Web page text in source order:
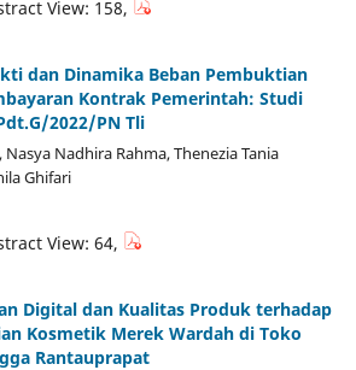
View: 158,
dan Dinamika Beban Pembuktian
Kontrak Pemerintah: Studi
2022/PN Tli
Nasya Nadhira Rahma, Thenezia Tania
Ghifari
View: 64,
Digital dan Kualitas Produk terhadap
Kosmetik Merek Wardah di Toko
Rantauprapat